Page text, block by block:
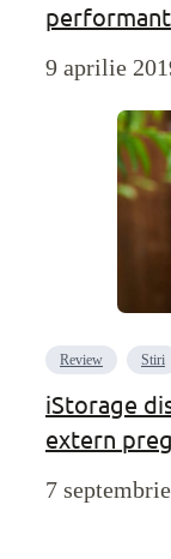
performant
9 aprilie
Review Stiri
iStorage
extern
7